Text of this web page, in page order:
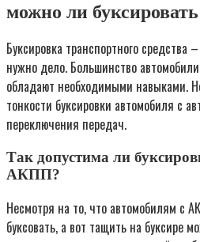
можно ли
Буксировка транспортного средства
нужно дело. Большинство
обладают необходимыми навыками.
тонкости буксировки автомобиля с
переключения передач.
Так допустима ли
АКПП?
Несмотря на то, что автомобилям с
буксовать, а вот тащить на буксире